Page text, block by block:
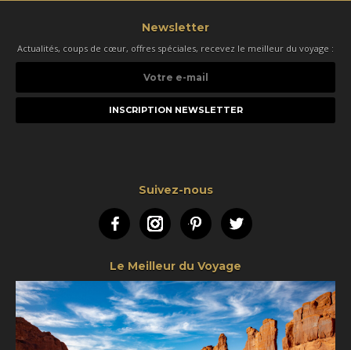
Newsletter
Actualités, coups de cœur, offres spéciales, recevez le meilleur du voyage :
e-
Suivez-nous
FacebookInstagramPinterestTwitter
Le Meilleur du Voyage